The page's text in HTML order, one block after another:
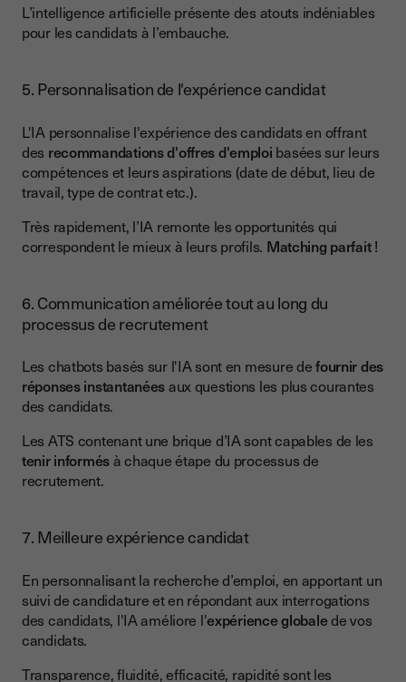
L’intelligence artificielle présente des atouts indéniables
pour les candidats à l’embauche.
5. Personnalisation de l'expérience candidat
L'IA personnalise l'expérience des candidats en offrant
des recommandations d'offres d'emploi basées sur leurs
compétences et leurs aspirations (date de début, lieu de
travail, type de contrat etc.).
Très rapidement, l’IA remonte les opportunités qui
correspondent le mieux à leurs profils. Matching parfait!
6. Communication améliorée tout au long du
processus de recrutement
Les chatbots basés sur l'IA sont en mesure defournir des
réponses instantanéesaux questions les plus courantes
des candidats.
Les ATS contenant une brique d’IA sont capables de les
tenir informésà chaque étape du processus de
recrutement.
7. Meilleure expérience candidat
En personnalisant la recherche d’emploi, en apportant un
suivi de candidature et en répondant aux interrogations
des candidats, l'IA améliore l'expérience globalede vos
candidats.
Transparence, fluidité, efficacité, rapidité sont les